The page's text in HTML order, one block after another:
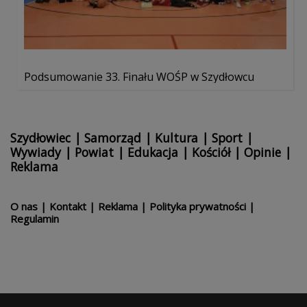
Podsumowanie 33. Finału WOŚP w Szydłowcu
Szydłowiec | Samorząd | Kultura | Sport |
Wywiady| Powiat | Edukacja | Kościół| Opinie |
Reklama
O nas | Kontakt | Reklama | Polityka prywatności |
Regulamin